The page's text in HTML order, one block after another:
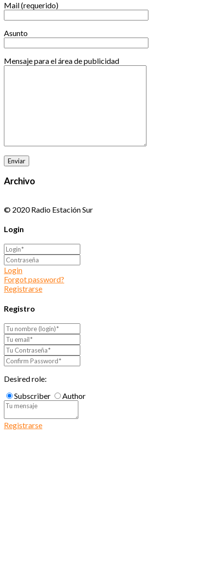
Mail (requerido)
Asunto
Mensaje para el área de publicidad
Archivo
© 2020 Radio Estación Sur
Login
Login
Forgot password?
Registrarse
Registro
Desired role:
Subscriber
Author
Registrarse